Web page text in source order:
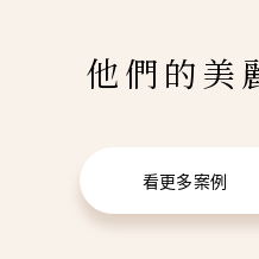
他們的美
看更多案例